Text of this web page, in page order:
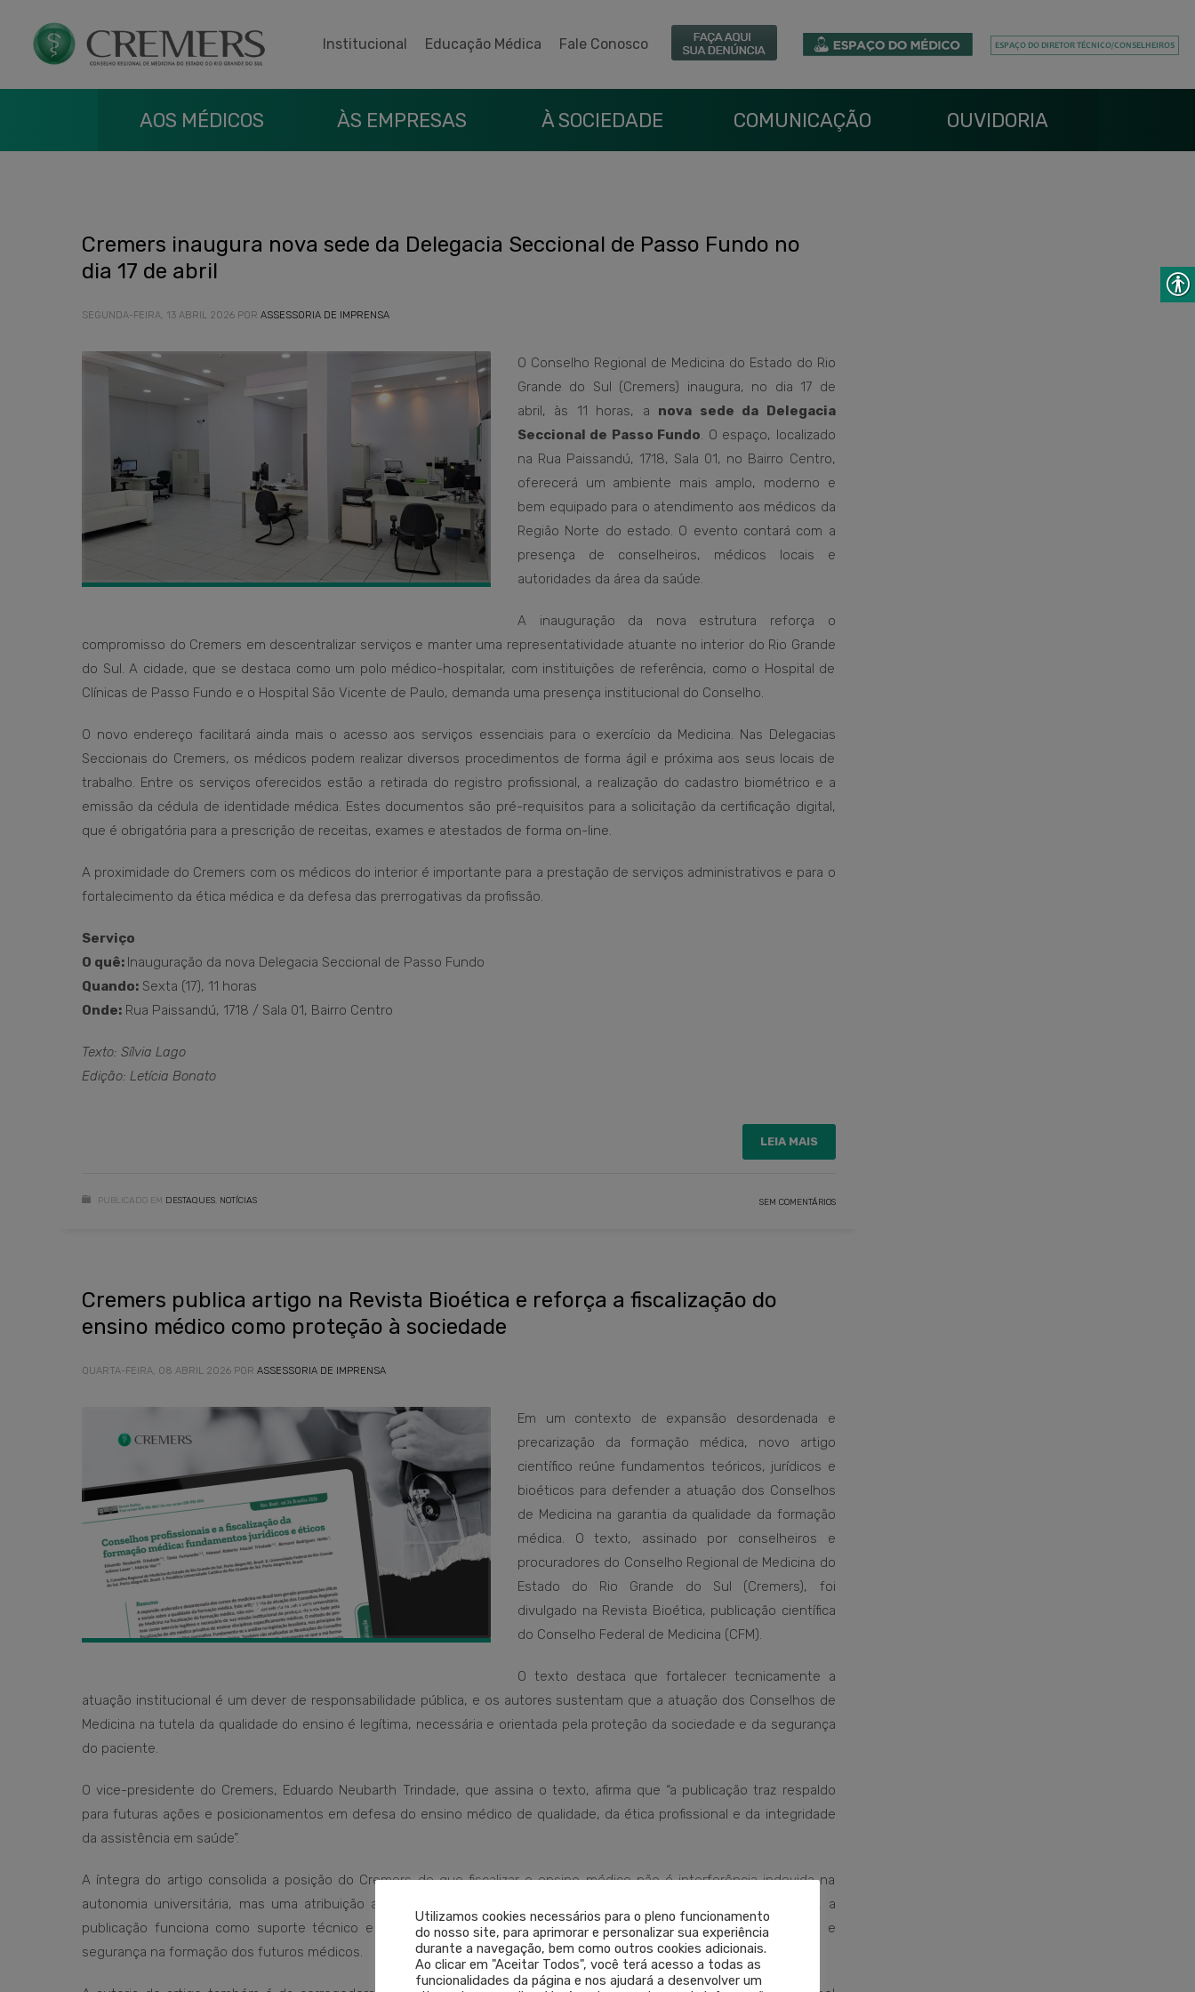
Institucional Educação Médica Fale Conosco
AOS MÉDICOS ÀS EMPRESAS À SOCIEDADE COMUNICAÇÃO OUVIDORIA
Cremers inaugura nova sede da Delegacia Seccional de Passo Fundo no
dia 17 de abril
SEGUNDA-FEIRA, 13 ABRIL 2026 POR ASSESSORIA DE IMPRENSA
O Conselho Regional de Medicina do Estado do Rio
Grande do Sul (Cremers) inaugura, no dia 17 de
abril, às 11 horas, a nova sede da Delegacia
Seccional de Passo Fundo. O espaço, localizado
na Rua Paissandú, 1718, Sala 01, no Bairro Centro,
oferecerá um ambiente mais amplo, moderno e
bem equipado para o atendimento aos médicos da
Região Norte do estado. O evento contará com a
presença de conselheiros, médicos locais e
autoridades da área da saúde.
A inauguração da nova estrutura reforça o
compromisso do Cremers em descentralizar serviços e manter uma representatividade atuante no interior do Rio Grande
do Sul. A cidade, que se destaca como um polo médico-hospitalar, com instituições de referência, como o Hospital de
Clínicas de Passo Fundo e o Hospital São Vicente de Paulo, demanda uma presença institucional do Conselho.
O novo endereço facilitará ainda mais o acesso aos serviços essenciais para o exercício da Medicina. Nas Delegacias
Seccionais do Cremers, os médicos podem realizar diversos procedimentos de forma ágil e próxima aos seus locais de
trabalho. Entre os serviços oferecidos estão a retirada do registro profissional, a realização do cadastro biométrico e a
emissão da cédula de identidade médica. Estes documentos são pré-requisitos para a solicitação da certificação digital,
que é obrigatória para a prescrição de receitas, exames e atestados de forma on-line.
A proximidade do Cremers com os médicos do interior é importante para a prestação de serviços administrativos e para o
fortalecimento da ética médica e da defesa das prerrogativas da profissão.
Serviço
O quê: Inauguração da nova Delegacia Seccional de Passo Fundo
Quando: Sexta (17), 11 horas
Onde: Rua Paissandú, 1718 / Sala 01, Bairro Centro
Texto: Sílvia Lago
Edição: Letícia Bonato
LEIA MAIS
PUBLICADO EM DESTAQUES NOTÍCIAS SEM COMENTÁRIOS
Cremers publica artigo na Revista Bioética e reforça a fiscalização do
ensino médico como proteção à sociedade
QUARTA-FEIRA, 08 ABRIL 2026 POR ASSESSORIA DE IMPRENSA
Em um contexto de expansão desordenada e
precarização da formação médica, novo artigo
científico reúne fundamentos teóricos, jurídicos e
bioéticos para defender a atuação dos Conselhos
de Medicina na garantia da qualidade da formação
médica. O texto, assinado por conselheiros e
procuradores do Conselho Regional de Medicina do
Estado do Rio Grande do Sul (Cremers), foi
divulgado na Revista Bioética, publicação científica
do Conselho Federal de Medicina (CFM).
O texto destaca que fortalecer tecnicamente a
atuação institucional é um dever de responsabilidade pública, e os autores sustentam que a atuação dos Conselhos de
Medicina na tutela da qualidade do ensino é legítima, necessária e orientada pela proteção da sociedade e da segurança
do paciente.
O vice-presidente do Cremers, Eduardo Neubarth Trindade, que assina o texto, afirma que “a publicação traz respaldo
para futuras ações e posicionamentos em defesa do ensino médico de qualidade, da ética profissional e da integridade
da assistência em saúde”.
A íntegra do artigo consolida a posição do Cremers de que fiscalizar o ensino médico não é interferência indevida na
autonomia universitária, mas uma atribuição alinhada à proteção da sociedade. Mais do que um texto acadêmico, a
publicação funciona como suporte técnico e institucional para a defesa de padrões mínimos de qualidade, ética e
segurança na formação dos futuros médicos.
Utilizamos cookies necessários para o pleno funcionamento
do nosso site, para aprimorar e personalizar sua experiência
durante a navegação, bem como outros cookies adicionais.
Ao clicar em "Aceitar Todos", você terá acesso a todas as
funcionalidades da página e nos ajudará a desenvolver um